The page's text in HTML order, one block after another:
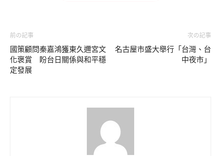
前の記事
國策顧問秦嘉鴻獲東久邇宮文
化褒賞 盼台日關係與和平穩
定發展
次の記事
名古屋市盛大舉行「台灣、台
中夜市」